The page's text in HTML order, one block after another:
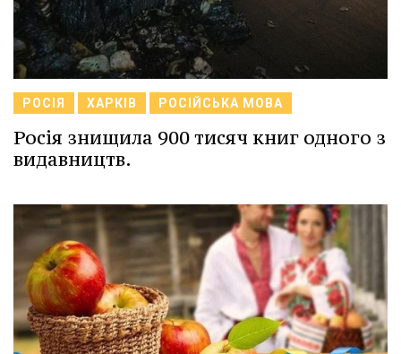
РОСІЯ ХАРКІВ РОСІЙСЬКА МОВА
Росія знищила 900 тисяч книг одного з
видавництв.